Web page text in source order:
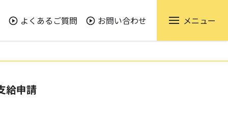
よくあるご質問 お問い合わせ メニュー
給申請